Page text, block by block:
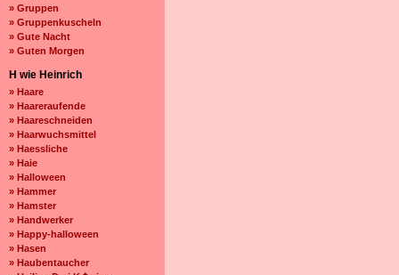
» Gruppen
» Gruppenkuscheln
» Gute Nacht
» Guten Morgen
H wie Heinrich
» Haare
» Haareraufende
» Haareschneiden
» Haarwuchsmittel
» Haessliche
» Haie
» Halloween
» Hammer
» Hamster
» Handwerker
» Happy-halloween
» Hasen
» Haubentaucher